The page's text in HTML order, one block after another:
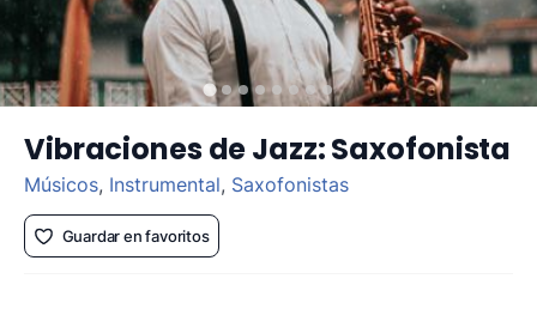
Vibraciones de Jazz: Saxofonista
Músicos, Instrumental, Saxofonistas
Guardar en favoritos